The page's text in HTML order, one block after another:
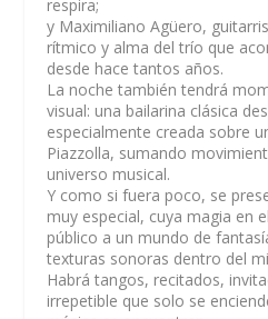
respira;
y Maximiliano Agüero,
rítmico y alma del trío que
desde hace tantos años.
La noche también tendrá
visual: una bailarina clásica
especialmente creada sobre
Piazzolla, sumando
universo musical.
Y como si fuera poco, se
muy especial, cuya magia en
público a un mundo de
texturas sonoras dentro del
Habrá tangos, recitados,
irrepetible que solo se